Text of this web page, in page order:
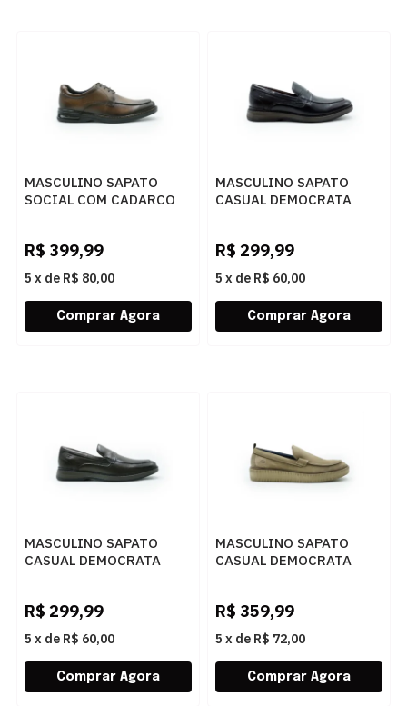
MASCULINO SAPATO
SOCIAL COM CADARCO
TAN
R$ 399,99
5 x de R$ 80,00
MASCULINO SAPATO
CASUAL DEMOCRATA
R$ 299,99
5 x de R$ 60,00
MASCULINO SAPATO
CASUAL DEMOCRATA
R$ 299,99
5 x de R$ 60,00
MASCULINO SAPATO
CASUAL DEMOCRATA
R$ 359,99
5 x de R$ 72,00